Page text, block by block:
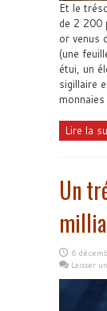
Et le
de 2 200
or venus
(une
étui, un
sigillaire
Lire la
Un
6
Laisser